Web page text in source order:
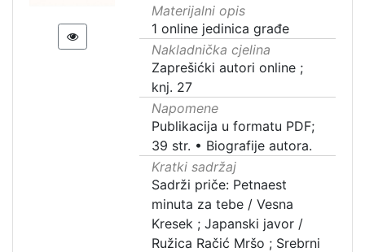
Materijalni opis
1 online jedinica građe
Nakladnička cjelina
Zaprešićki autori online ;
knj. 27
Napomene
Publikacija u formatu PDF;
39 str. • Biografije autora.
Kratki sadržaj
Sadrži priče: Petnaest
minuta za tebe / Vesna
Kresek ; Japanski javor /
Ružica Račić Mršo ; Srebrni